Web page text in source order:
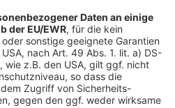
Verbundschule Mitte nach
Verbundschule Mitte nach